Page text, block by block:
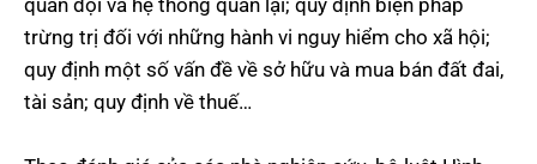
quân đội và hệ thống quan lại; quy định biện pháp
trừng trị đối với những hành vi nguy hiểm cho xã hội;
quy định một số vấn đề về sở hữu và mua bán đất đai,
tài sản; quy định về thuế…